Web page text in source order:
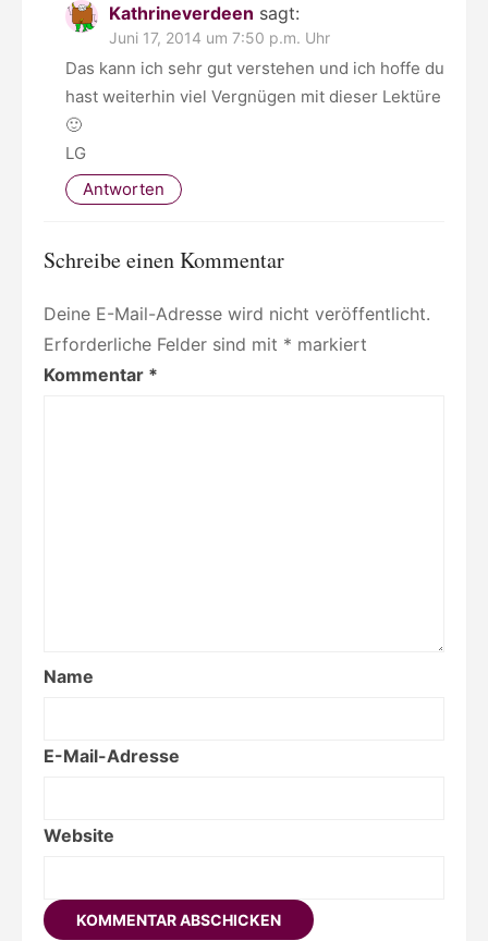
Kathrineverdeen sagt:
Juni 17, 2014 um 7:50 p.m. Uhr
Das kann ich sehr gut verstehen und ich hoffe du
hast weiterhin viel Vergnügen mit dieser Lektüre
🙂
LG
Antworten
Schreibe einen Kommentar
Deine E-Mail-Adresse wird nicht veröffentlicht.
Erforderliche Felder sind mit * markiert
Kommentar *
Name
E-Mail-Adresse
Website